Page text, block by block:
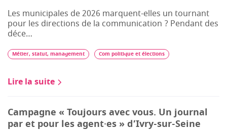
Les municipales de 2026 marquent-elles un tournant
pour les directions de la communication ? Pendant des
déce…
Lire la suite
Métier, statut, management Com politique et élections
Campagne « Toujours avec vous. Un journal
par et pour les agent·es » d’Ivry-sur-Seine